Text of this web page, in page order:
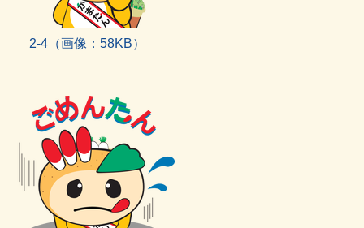
2‐4（画像：58KB）